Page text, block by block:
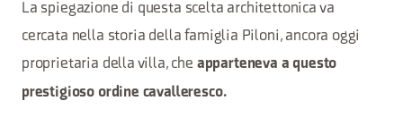
La spiegazione di questa scelta architettonica va
cercata nella storia della famiglia Piloni, ancora oggi
proprietaria della villa, che apparteneva a questo
prestigioso ordine cavalleresco.